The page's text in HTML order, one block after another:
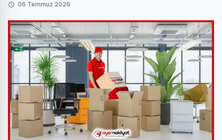
06 Temmuz 2026